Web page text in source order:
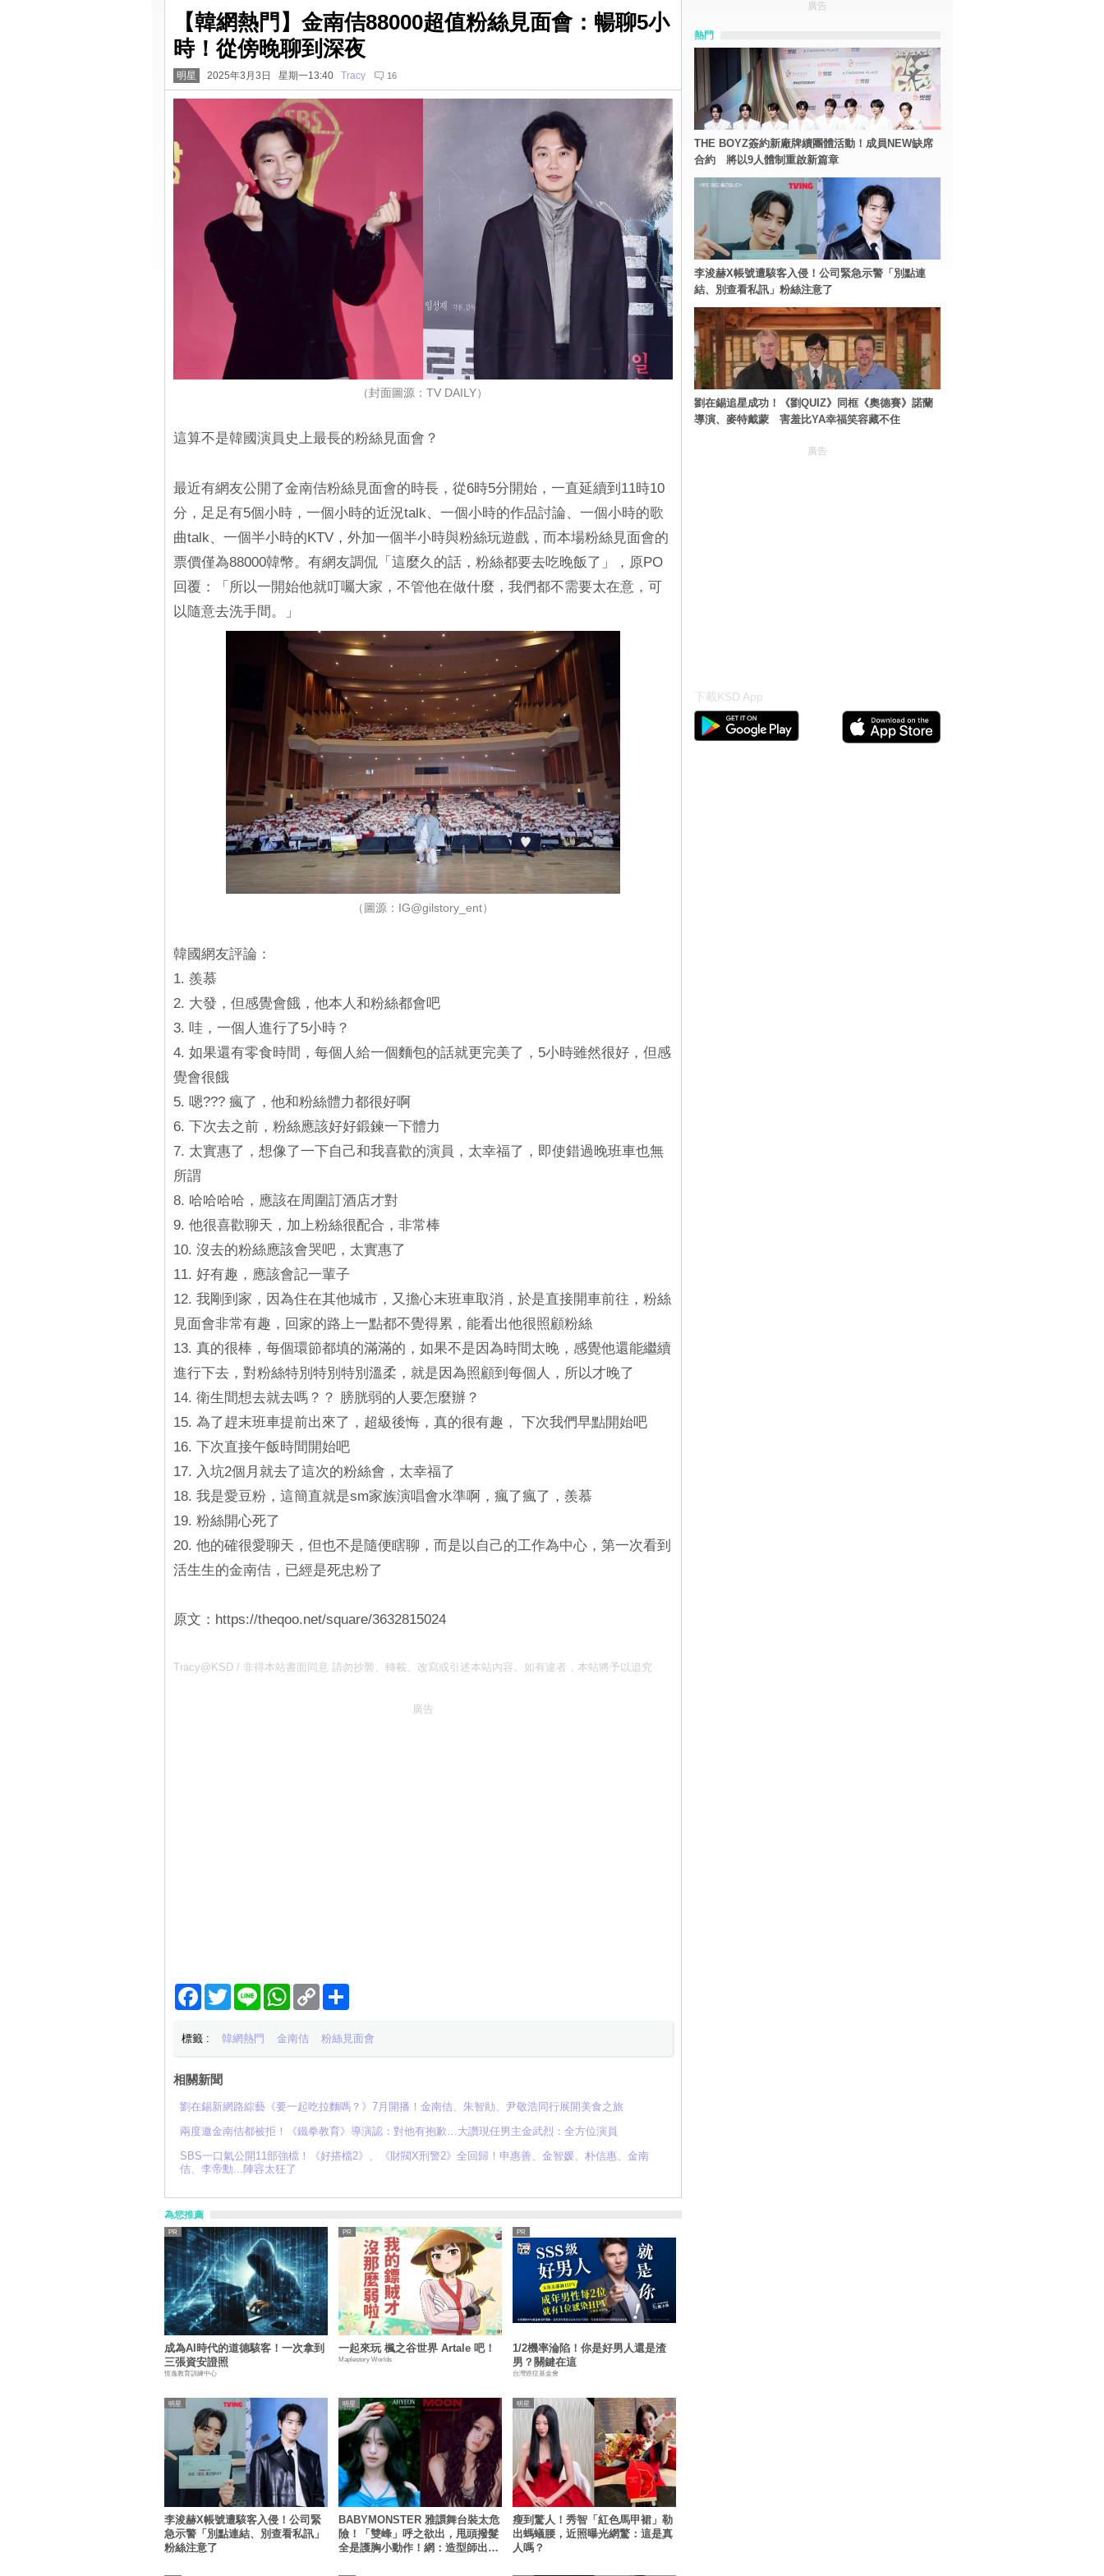
【韓網熱門】金南佶88000超值粉絲見面會：暢聊5小
時！從傍晚聊到深夜
明星 2025年3月3日 星期一13:40 Tracy 16
（封面圖源：TV DAILY）
這算不是韓國演員史上最長的粉絲見面會？
最近有網友公開了金南佶粉絲見面會的時長，從6時5分開始，一直延續到11時10
分，足足有5個小時，一個小時的近況talk、一個小時的作品討論、一個小時的歌
曲talk、一個半小時的KTV，外加一個半小時與粉絲玩遊戲，而本場粉絲見面會的
票價僅為88000韓幣。有網友調侃「這麼久的話，粉絲都要去吃晚飯了」，原PO
回覆：「所以一開始他就叮囑大家，不管他在做什麼，我們都不需要太在意，可
以隨意去洗手間。」
（圖源：IG@gilstory_ent）
韓國網友評論：
1. 羨慕
2. 大發，但感覺會餓，他本人和粉絲都會吧
3. 哇，一個人進行了5小時？
4. 如果還有零食時間，每個人給一個麵包的話就更完美了，5小時雖然很好，但感
覺會很餓
5. 嗯??? 瘋了，他和粉絲體力都很好啊
6. 下次去之前，粉絲應該好好鍛鍊一下體力
7. 太實惠了，想像了一下自己和我喜歡的演員，太幸福了，即使錯過晚班車也無
所謂
8. 哈哈哈哈，應該在周圍訂酒店才對
9. 他很喜歡聊天，加上粉絲很配合，非常棒
10. 沒去的粉絲應該會哭吧，太實惠了
11. 好有趣，應該會記一輩子
12. 我剛到家，因為住在其他城市，又擔心末班車取消，於是直接開車前往，粉絲
見面會非常有趣，回家的路上一點都不覺得累，能看出他很照顧粉絲
13. 真的很棒，每個環節都填的滿滿的，如果不是因為時間太晚，感覺他還能繼續
進行下去，對粉絲特別特別特別溫柔，就是因為照顧到每個人，所以才晚了
14. 衛生間想去就去嗎？？ 膀胱弱的人要怎麼辦？
15. 為了趕末班車提前出來了，超級後悔，真的很有趣， 下次我們早點開始吧
16. 下次直接午飯時間開始吧
17. 入坑2個月就去了這次的粉絲會，太幸福了
18. 我是愛豆粉，這簡直就是sm家族演唱會水準啊，瘋了瘋了，羨慕
19. 粉絲開心死了
20. 他的確很愛聊天，但也不是隨便瞎聊，而是以自己的工作為中心，第一次看到
活生生的金南佶，已經是死忠粉了
原文：https://theqoo.net/square/3632815024
Tracy@KSD / 非得本站書面同意 請勿抄襲、轉載、改寫或引述本站內容。如有違者，本站將予以追究
廣告
Facebook
TwitterLine WhatsApp
Copy
Link
分
標籤 : 韓網熱門 金南佶 粉絲見面會
相關新聞
劉在錫新網路綜藝《要一起吃拉麵嗎？》7月開播！金南佶、朱智勛、尹敬浩同行展開美食之旅
兩度邀金南佶都被拒！《鐵拳教育》導演認：對他有抱歉…大讚現任男主金武烈：全方位演員
SBS一口氣公開11部強檔！《好搭檔2》、《財閥X刑警2》全回歸！申惠善、金智媛、朴信惠、金南
佶、李帝勳...陣容太狂了
為您推薦
成為AI時代的道德駭客！一次拿到
三張資安證照
恆逸教育訓練中心
一起來玩 楓之谷世界 Artale 吧！
Maplestory Worlds
1/2機率淪陷！你是好男人還是渣
男？關鍵在這
台灣癌症基金會
李浚赫X帳號遭駭客入侵！公司緊
急示警「別點連結、別查看私訊」
粉絲注意了
明星
BABYMONSTER 雅譞舞台裝太危
險！「雙峰」呼之欲出，甩頭撥髮
全是護胸小動作！網：造型師出來
明星
瘦到驚人！秀智「紅色馬甲裙」勒
出螞蟻腰，近照曝光網驚：這是真
人嗎？
明星
廣告
熱門
THE BOYZ簽約新廠牌續團體活動！成員NEW缺席
合約 將以9人體制重啟新篇章
李浚赫X帳號遭駭客入侵！公司緊急示警「別點連
結、別查看私訊」粉絲注意了
劉在錫追星成功！《劉QUIZ》同框《奧德賽》諾蘭
導演、麥特戴蒙 害羞比YA幸福笑容藏不住
廣告
下載KSD App